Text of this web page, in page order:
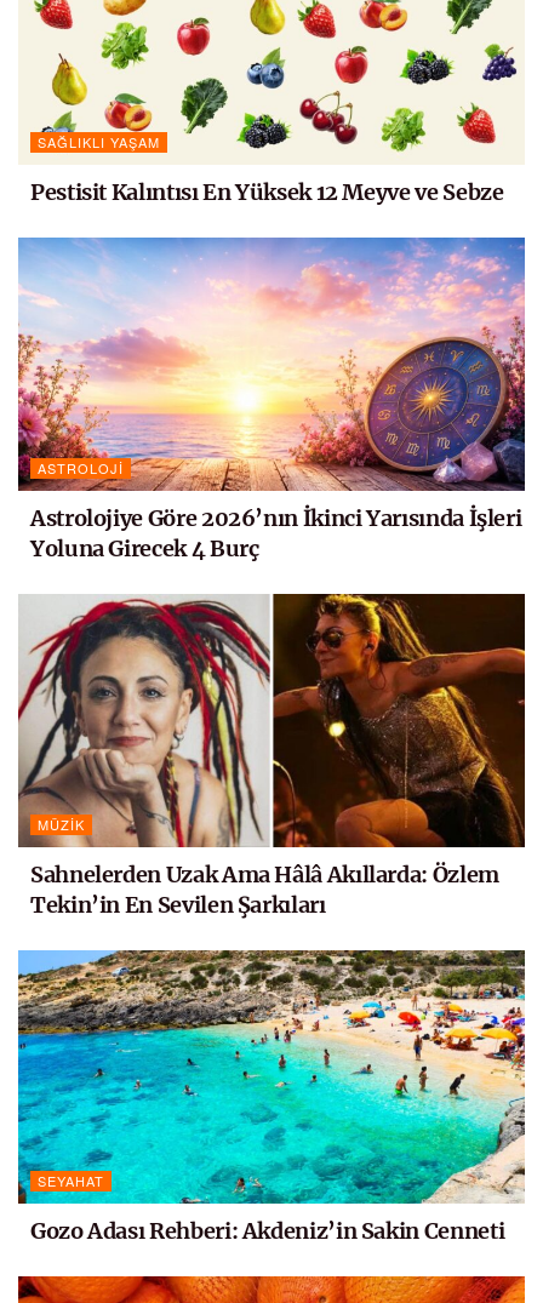
SAĞLIKLI YAŞAM
Pestisit Kalıntısı En Yüksek 12 Meyve ve Sebze
ASTROLOJI
Astrolojiye Göre 2026’nın İkinci Yarısında İşleri
Yoluna Girecek 4 Burç
MÜZIK
Sahnelerden Uzak Ama Hâlâ Akıllarda: Özlem
Tekin’in En Sevilen Şarkıları
SEYAHAT
Gozo Adası Rehberi: Akdeniz’in Sakin Cenneti